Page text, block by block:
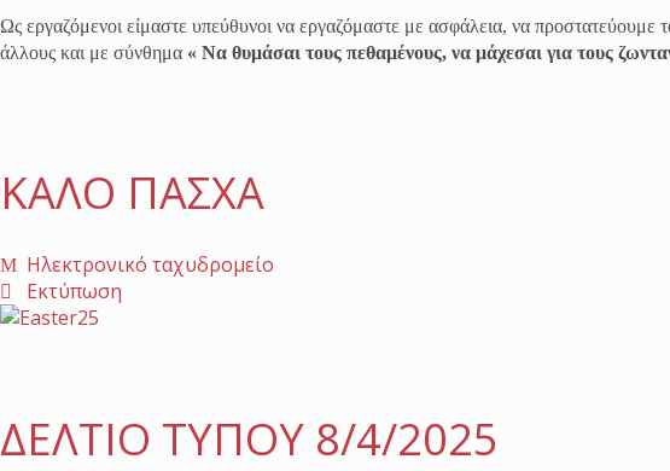
Ως εργαζόμενοι είμαστε υπεύθυνοι να εργαζόμαστε με ασφάλεια, να προστατεύουμε
άλλους και με σύνθημα « Να θυμάσαι τους πεθαμένους, να μάχεσαι για τους
ΚΑΛΟ ΠΑΣΧΑ
Ηλεκτρονικό ταχυδρομείο
Εκτύπωση
ΔΕΛΤΙΟ ΤΥΠΟΥ 8/4/2025